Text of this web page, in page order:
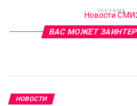
РЕКЛАМА
Новости
ВАС МОЖЕТ
НОВОСТИ